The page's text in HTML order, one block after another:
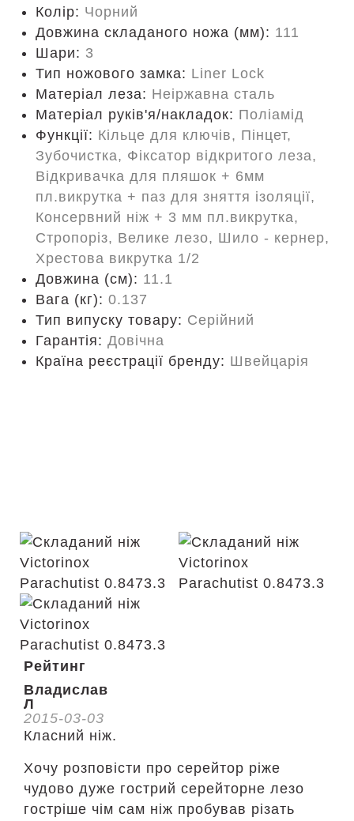
Колір: Чорний
Довжина складаного ножа (мм): 111
Шари: 3
Тип ножового замка: Liner Lock
Матеріал леза: Неіржавна сталь
Матеріал руків'я/накладок: Поліамід
Функції: Кільце для ключів, Пінцет,
Зубочистка, Фіксатор відкритого леза,
Відкривачка для пляшок + 6мм
пл.викрутка + паз для зняття ізоляції,
Консервний ніж + 3 мм пл.викрутка,
Стропоріз, Велике лезо, Шило - кернер,
Хрестова викрутка 1/2
Довжина (cм): 11.1
Вага (кг): 0.137
Тип випуску товару: Серійний
Гарантія: Довічна
Країна реєстрації бренду: Швейцарія
Рейтинг
Владислав
Л
2015-03-03
Класний ніж.
Хочу розповісти про серейтор ріже
чудово дуже гострий серейторне лезо
гостріше чім сам ніж пробував різать